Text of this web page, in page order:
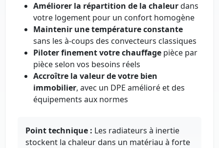
Améliorer la répartition de la chaleurdans
votre logement pour un confort homogène
Maintenir une température constante
sans les à-coups des convecteurs classiques
Piloter finement votre chauffage pièce par
pièce selon vos besoins réels
Accroître la valeur de votre bien
immobilier, avec un DPE amélioré et des
équipements aux normes
Point technique : Les radiateurs à inertie
stockent la chaleur dans un matériau à forte